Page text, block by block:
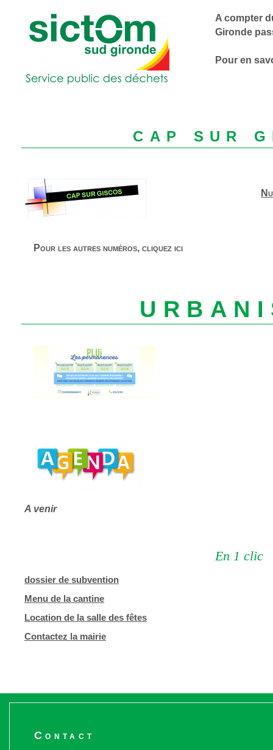
A compter
Gironde
Pour en
cap sur
Pour les autres numéros, cliquez ici
A venir
En 1 clic
dossier de subvention
Menu de la cantine
Location de la salle des fêtes
Contactez la mairie
Contact